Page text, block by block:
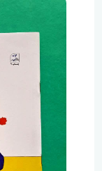
تعاملی و